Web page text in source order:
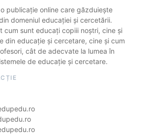
publicație online care găzduiește
domeniul educației și cercetării.
cum sunt educați copiii noștri, cine și
din educație și cercetare, cine și cum
cât de adecvate la lumea în
de educație și cercetare.